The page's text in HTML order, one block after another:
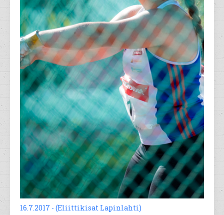
16.7.2017 - (Eliittikisat Lapinlahti)